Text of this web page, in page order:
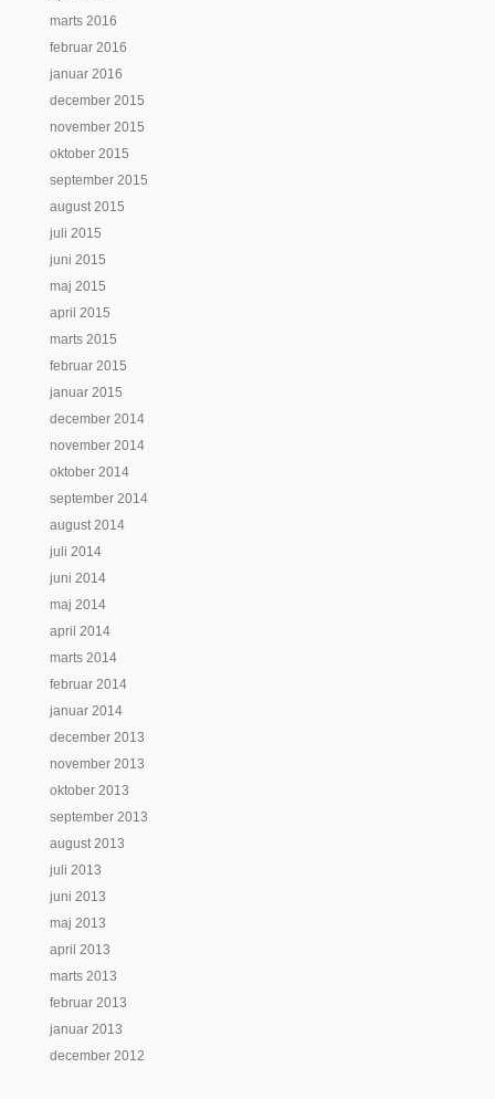
marts 2016
februar 2016
januar 2016
december 2015
november 2015
oktober 2015
september 2015
august 2015
juli 2015
juni 2015
maj 2015
april 2015
marts 2015
februar 2015
januar 2015
december 2014
november 2014
oktober 2014
september 2014
august 2014
juli 2014
juni 2014
maj 2014
april 2014
marts 2014
februar 2014
januar 2014
december 2013
november 2013
oktober 2013
september 2013
august 2013
juli 2013
juni 2013
maj 2013
april 2013
marts 2013
februar 2013
januar 2013
december 2012